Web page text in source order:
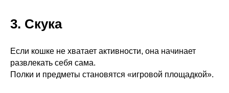
3. Скука
Если кошке не хватает активности, она начинает
развлекать себя сама.
Полки и предметы становятся «игровой площадкой».